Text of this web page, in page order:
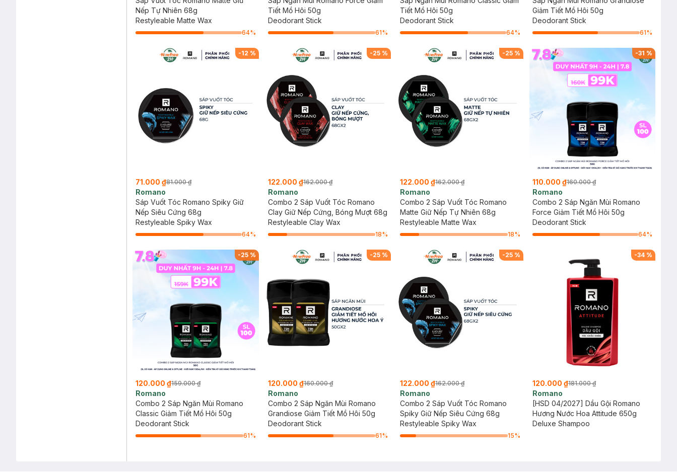
Nếp Tự Nhiên 68g
Restyleable Matte Wax
64%
Tiết Mồ Hôi 50g
Deodorant Stick
61%
Tiết Mồ Hôi 50g
Deodorant Stick
64%
Giảm Tiết Mồ Hôi 50g
Deodorant Stick
61%
-12 %
71.000 ₫81.000 ₫
Romano
Sáp Vuốt Tóc Romano Spiky Giữ
Nếp Siêu Cứng 68g
Restyleable Spiky Wax
64%
-25 %
122.000 ₫162.000 ₫
Romano
Combo 2 Sáp Vuốt Tóc Romano
Clay Giữ Nếp Cứng, Bóng Mượt 68g
Restyleable Clay Wax
18%
-25%
122.000 ₫162.000 ₫
Romano
Combo 2 Sáp Vuốt Tóc Romano
Matte Giữ Nếp Tự Nhiên 68g
Restyleable Matte Wax
18%
-31 %
110.000 ₫160.000 ₫
Romano
Combo 2 Sáp Ngăn Mùi Romano
Force Giảm Tiết Mồ Hôi 50g
Deodorant Stick
64%
-25%
120.000 ₫159.000 ₫
Romano
Combo 2 Sáp Ngăn Mùi Romano
Classic Giảm Tiết Mồ Hôi 50g
Deodorant Stick
61%
-25 %
120.000 ₫160.000 ₫
Romano
Combo 2 Sáp Ngăn Mùi Romano
Grandiose Giảm Tiết Mồ Hôi 50g
Deodorant Stick
61%
-25%
122.000 ₫162.000 ₫
Romano
Combo 2 Sáp Vuốt Tóc Romano
Spiky Giữ Nếp Siêu Cứng 68g
Restyleable Spiky Wax
15%
-34 %
120.000 ₫181.000 ₫
Romano
[HSD 04/2027] Dầu Gội Romano
Hương Nước Hoa Attitude 650g
Deluxe Shampoo